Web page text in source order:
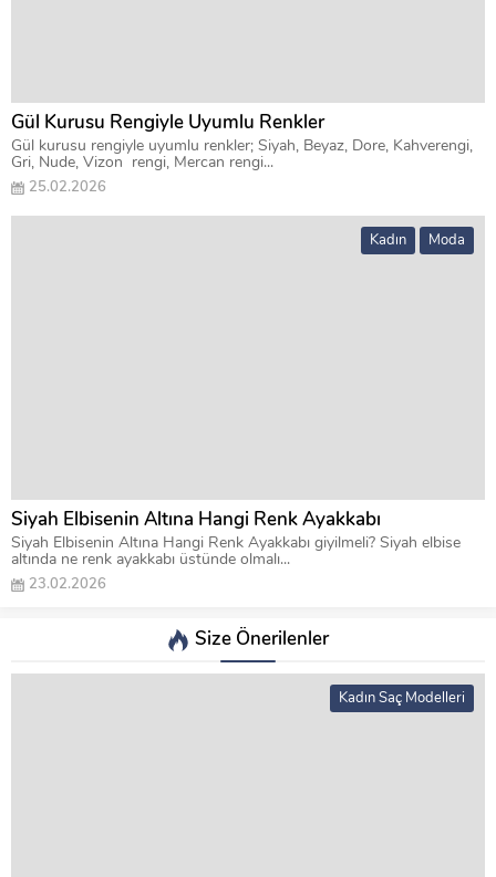
Gül Kurusu Rengiyle Uyumlu Renkler
Gül kurusu rengiyle uyumlu renkler; Siyah, Beyaz, Dore, Kahverengi,
Gri, Nude, Vizon rengi, Mercan rengi...
25.02.2026
Kadın Moda
Siyah Elbisenin Altına Hangi Renk Ayakkabı
Siyah Elbisenin Altına Hangi Renk Ayakkabı giyilmeli? Siyah elbise
altında ne renk ayakkabı üstünde olmalı...
23.02.2026
Size Önerilenler
Kadın Saç Modelleri